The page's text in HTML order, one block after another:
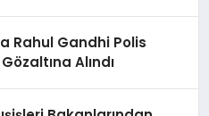
Rahul Gandhi Polis
Alındı